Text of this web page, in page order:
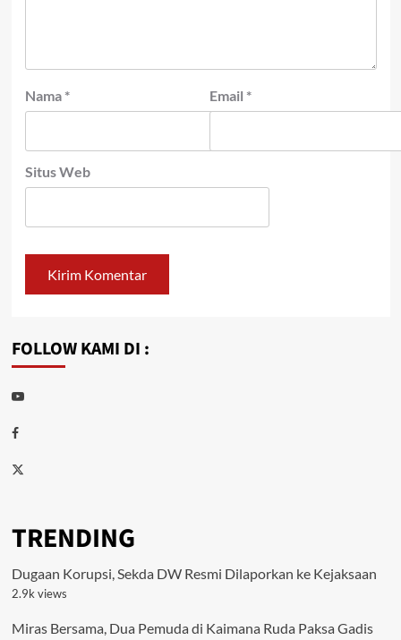
Nama * Email *
Situs Web
FOLLOW KAMI DI :
Youtube
Facebook
Twitter
TRENDING
Dugaan Korupsi, Sekda DW Resmi Dilaporkan ke Kejaksaan
2.9k views
Miras Bersama, Dua Pemuda di Kaimana Ruda Paksa Gadis